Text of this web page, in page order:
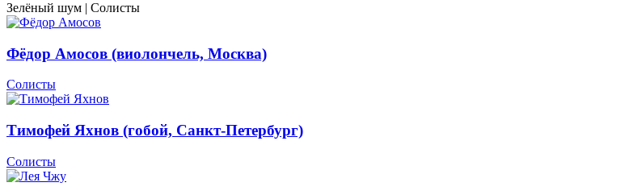
Зелёный шум | Солисты
Фёдор Амосов (виолончель, Москва)
Солисты
Тимофей Яхнов (гобой, Санкт-Петербург)
Солисты